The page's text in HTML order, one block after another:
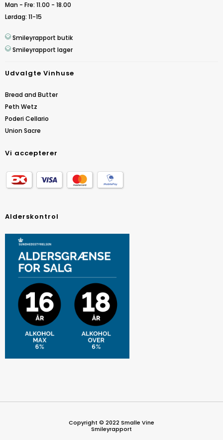
Man - Fre: 11.00 - 18.00
Lørdag: 11-15
Smileyrapport butik
Smileyrapport lager
Udvalgte Vinhuse
Bread and Butter
Peth Wetz
Poderi Cellario
Union Sacre
Vi accepterer
Alderskontrol
Copyright © 2022 Smalle Vine
Smileyrapport